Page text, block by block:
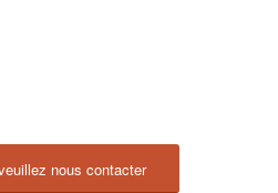
nous contacter